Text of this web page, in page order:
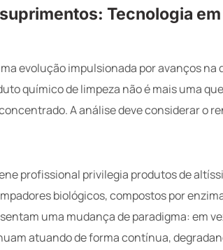
Tecnologia
evolução impulsionada por avanços na
químico de limpeza não é mais uma
A análise deve considerar o
profissional privilegia produtos de
biológicos, compostos por
uma mudança de paradigma: em
atuando de forma contínua,